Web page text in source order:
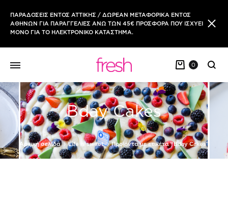
ΠΑΡΑΔΟΣΕΙΣ ΕΝΤΟΣ ΑΤΤΙΚΗΣ / ΔΩΡΕΑΝ ΜΕΤΑΦΟΡΙΚΑ ΕΝΤΟΣ
ΑΘΗΝΩΝ ΓΙΑ ΠΑΡΑΓΓΕΛΙΕΣ ΑΝΩ ΤΩΝ 45€ ΠΡΟΣΦΟΡΑ ΠΟΥ ΙΣΧΥΕΙ
ΜΟΝΟ ΓΙΑ ΤΟ ΗΛΕΚΤΡΟΝΙΚΟ ΚΑΤΑΣΤΗΜΑ.
0
Bday Cakes
Αρχική σελίδα Life is sweet Προϊόντα με ετικέτα “Bday Cakes”